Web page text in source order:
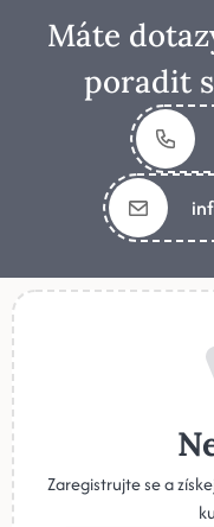
Máte
poradit
Zaregistrujte se a